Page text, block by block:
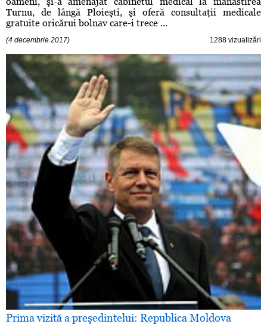
Turnu, de lângă Ploieşti, şi oferă consultaţii medicale
gratuite oricărui bolnav care-i trece ...
(4 decembrie 2017) 1288 vizualizări
Prima vizită a preşedintelui: Republica Moldova